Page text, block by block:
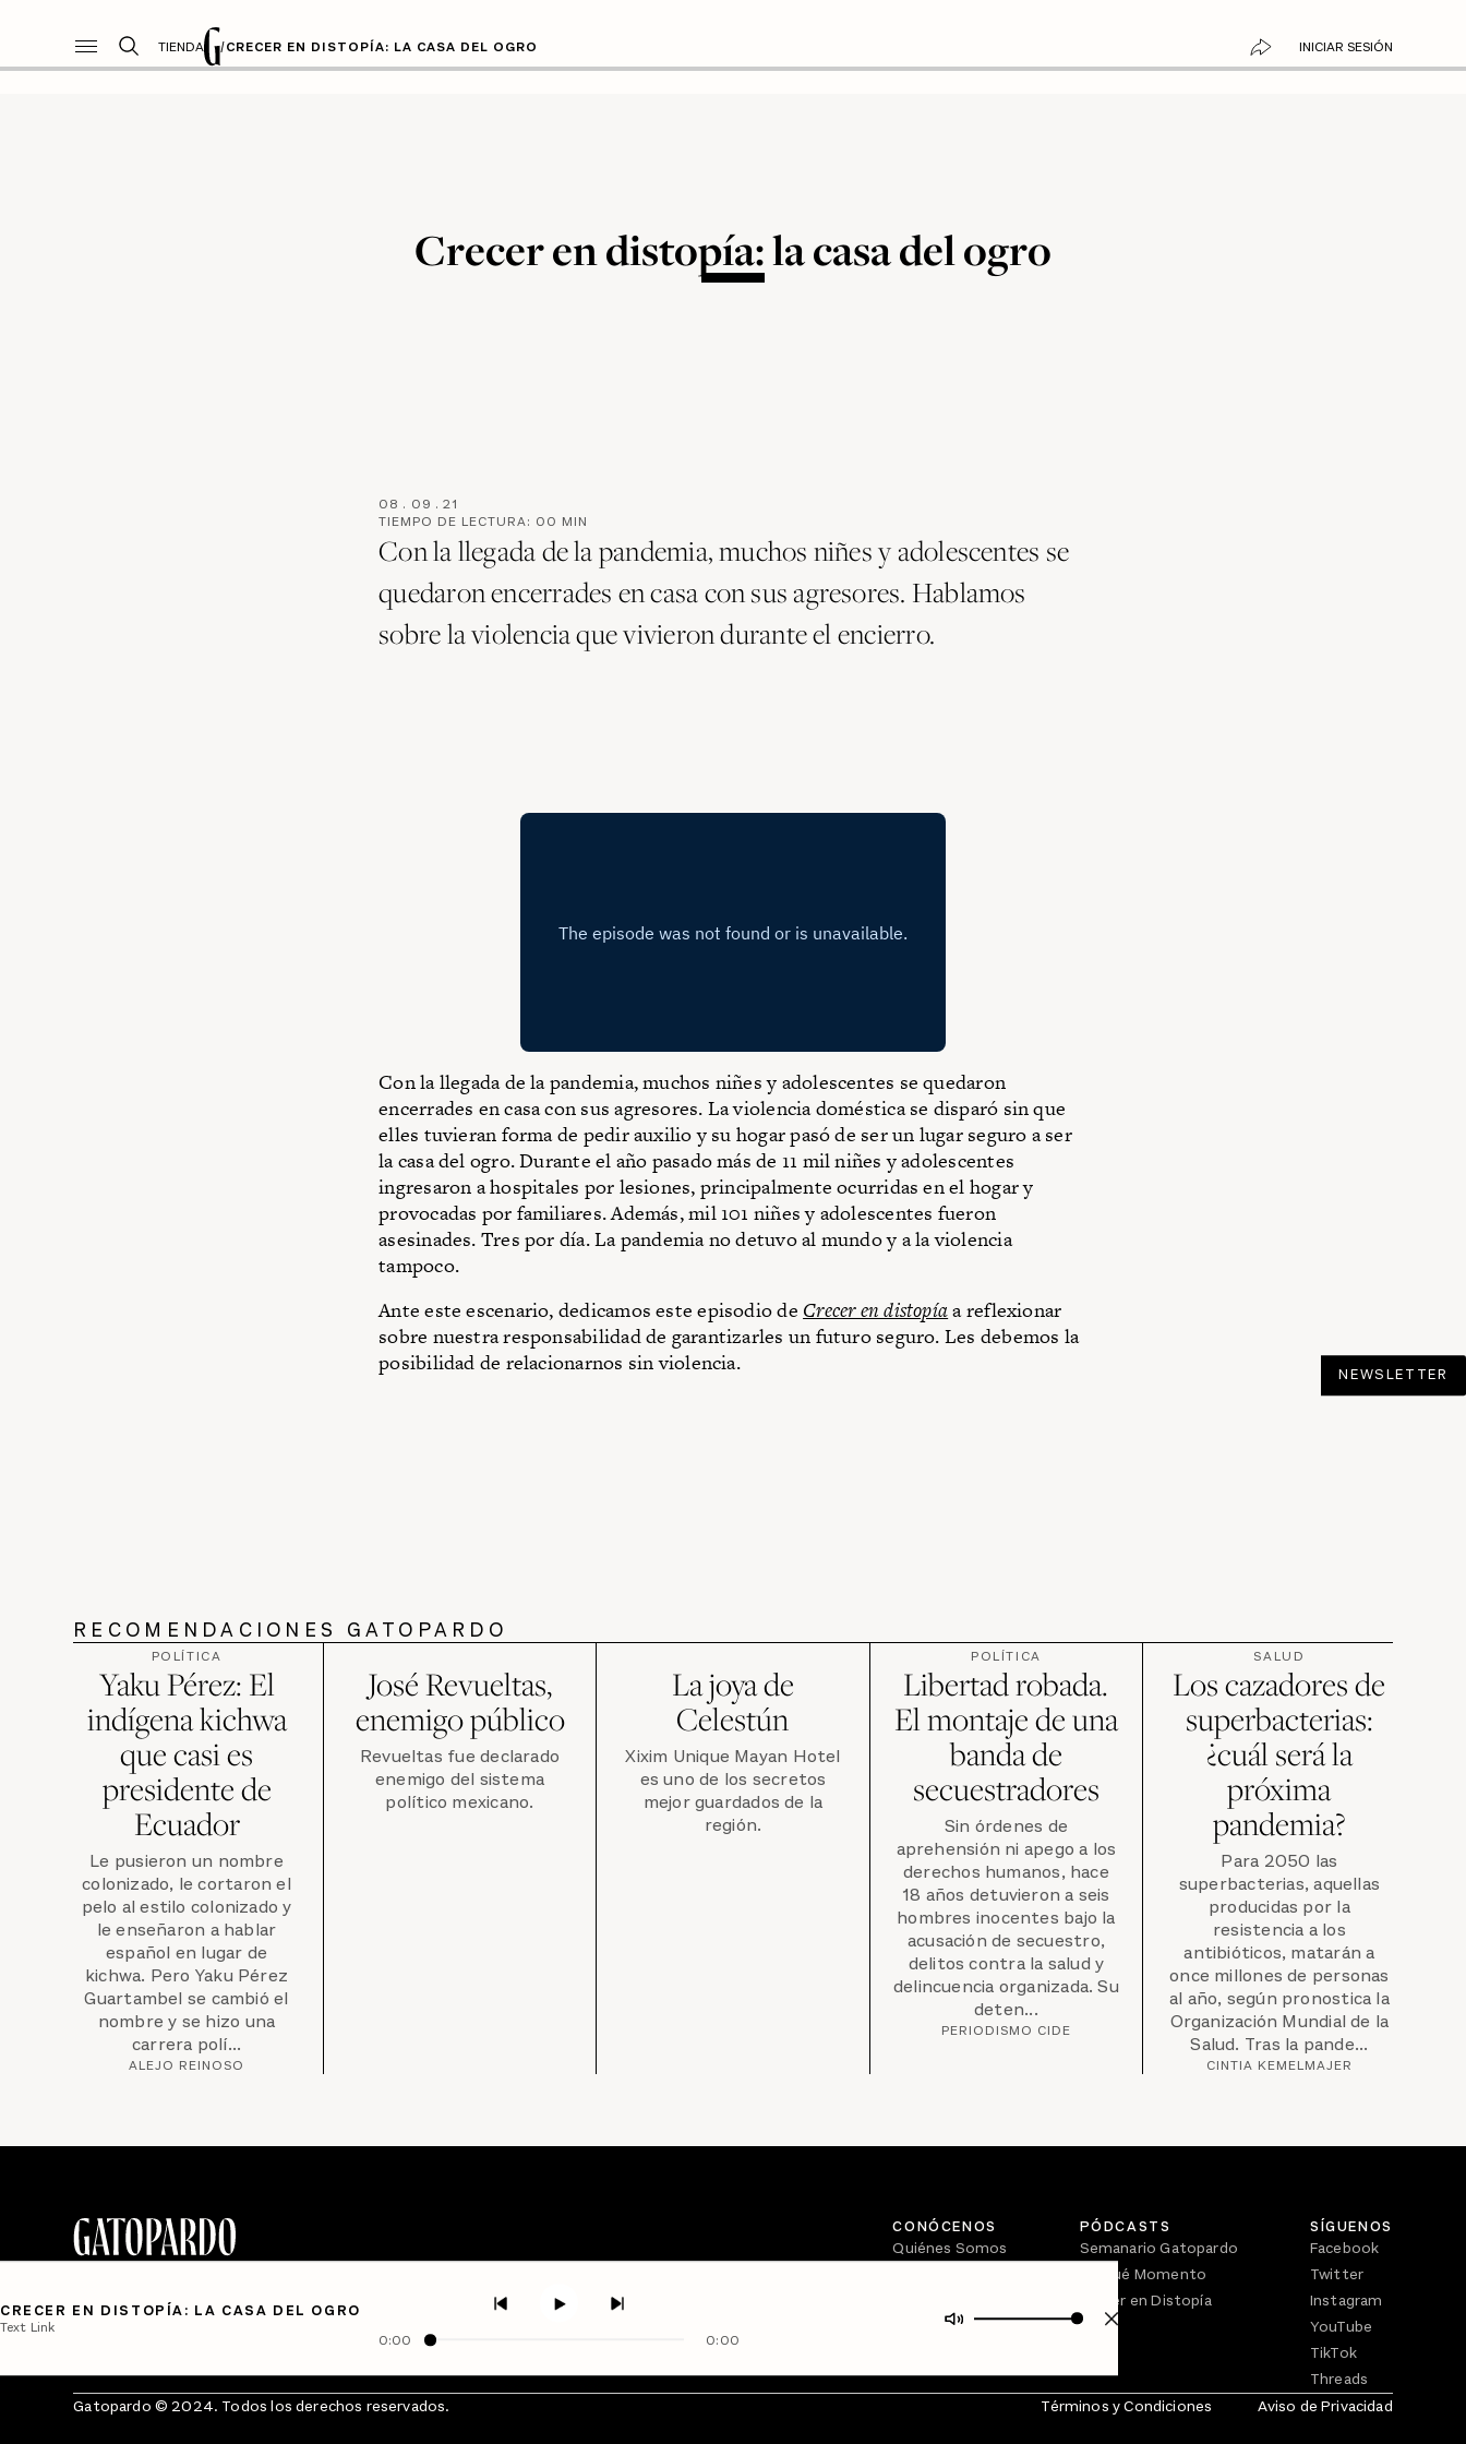
TIENDA /CRECER EN DISTOPÍA: LA CASA DEL OGRO INICIAR SESIÓN
Crecer en distopía: la casa del ogro
08 . 09 . 21
TIEMPO DE LECTURA: 00 MIN
Con la llegada de la pandemia, muchos niñes y adolescentes se
quedaron encerrades en casa con sus agresores. Hablamos
sobre la violencia que vivieron durante el encierro.
Con la llegada de la pandemia, muchos niñes y adolescentes se quedaron
encerrades en casa con sus agresores. La violencia doméstica se disparó sin que
elles tuvieran forma de pedir auxilio y su hogar pasó de ser un lugar seguro a ser
la casa del ogro. Durante el año pasado más de 11 mil niñes y adolescentes
ingresaron a hospitales por lesiones, principalmente ocurridas en el hogar y
provocadas por familiares. Además, mil 101 niñes y adolescentes fueron
asesinades. Tres por día. La pandemia no detuvo al mundo y a la violencia
tampoco.
Ante este escenario, dedicamos este episodio de Crecer en distopíaa reflexionar
sobre nuestra responsabilidad de garantizarles un futuro seguro. Les debemos la
posibilidad de relacionarnos sin violencia.
NEWSLETTER
RECOMENDACIONES GATOPARDO
POLÍTICA
Yaku Pérez: El
indígena kichwa
que casi es
presidente de
Ecuador
Le pusieron un nombre
colonizado, le cortaron el
pelo al estilo colonizado y
le enseñaron a hablar
español en lugar de
kichwa. Pero Yaku Pérez
Guartambel se cambió el
nombre y se hizo una
carrera polí...
ALEJO REINOSO
José Revueltas,
enemigo público
Revueltas fue declarado
enemigo del sistema
político mexicano.
La joya de
Celestún
Xixim Unique Mayan Hotel
es uno de los secretos
mejor guardados de la
región.
POLÍTICA
Libertad robada.
El montaje de una
banda de
secuestradores
Sin órdenes de
aprehensión ni apego a los
derechos humanos, hace
18 años detuvieron a seis
hombres inocentes bajo la
acusación de secuestro,
delitos contra la salud y
delincuencia organizada. Su
deten...
PERIODISMO CIDE
SALUD
Los cazadores de
superbacterias:
¿cuál será la
próxima
pandemia?
Para 2050 las
superbacterias, aquellas
producidas por la
resistencia a los
antibióticos, matarán a
once millones de personas
al año, según pronostica la
Organización Mundial de la
Salud. Tras la pande...
CINTIA KEMELMAJER
CRECER EN DISTOPÍA: LA CASA DEL OGRO
Text Link
0:00 0:00
CONÓCENOS
Quiénes Somos
PÓDCASTS
Semanario Gatopardo
En Qué Momento
Crecer en Distopía
SÍGUENOS
Facebook
Twitter
Instagram
YouTube
TikTok
Threads
Gatopardo © 2024. Todos los derechos reservados.
Términos y Condiciones Aviso de Privacidad